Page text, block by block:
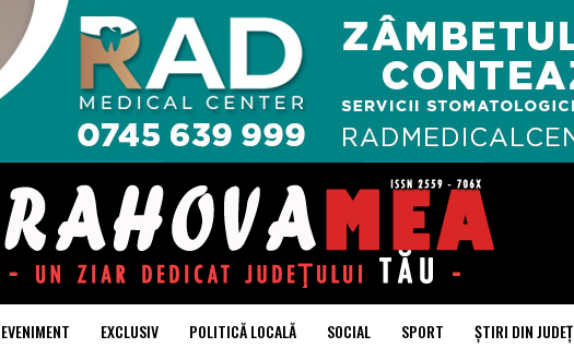
EVENIMENT EXCLUSIV POLITICĂ LOCALĂ SOCIAL SPORT ȘTIRI DIN JUDEȚ